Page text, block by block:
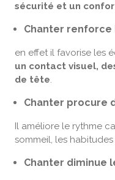
sécurité et un
Chanter
en effet il favorise les
un contact visuel,
de tête.
Chanter procure
Il améliore le rythme
sommeil, les habitudes
Chanter diminue